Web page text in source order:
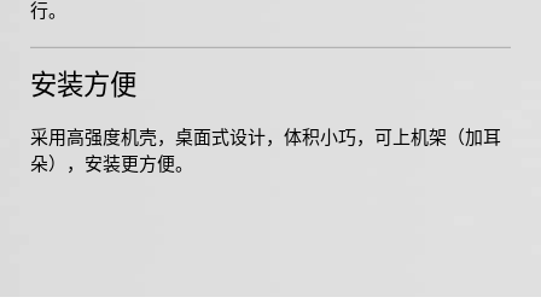
行。
安装方便
采用高强度机壳，桌面式设计，体积小巧，可上机架（加耳
朵），安装更方便。